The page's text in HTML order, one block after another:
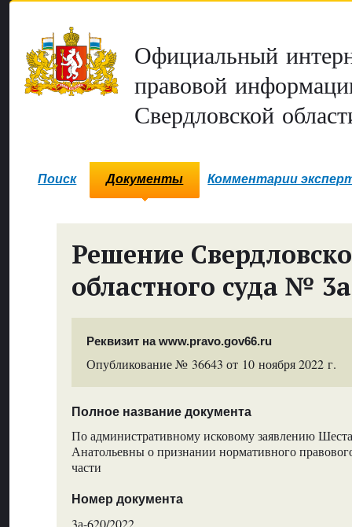
Официальный
правовой
Свердловской
Поиск Документы Комментарии
Решение
областного суда №
Реквизит на www.pravo.gov66.ru
Опубликование № 36643 от 10 ноября 2022 г.
Полное название документа
По административному исковому заявлению
Анатольевны о признании нормативного
части
Номер документа
3а-620/2022